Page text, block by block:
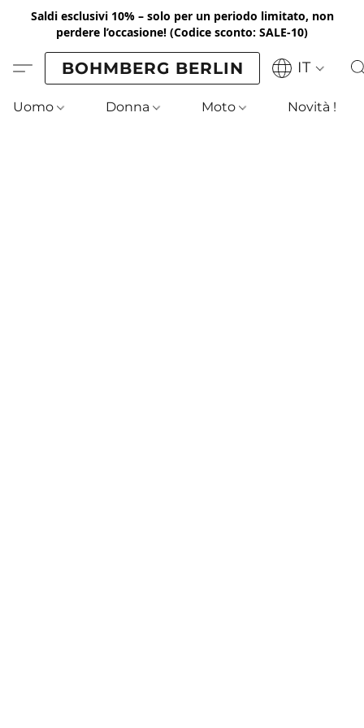
Saldi esclusivi 10% – solo per un periodo limitato, non
perdere l’occasione! (Codice sconto: SALE-10)
BOHMBERG BERLIN IT
Uomo Donna Moto Novità !